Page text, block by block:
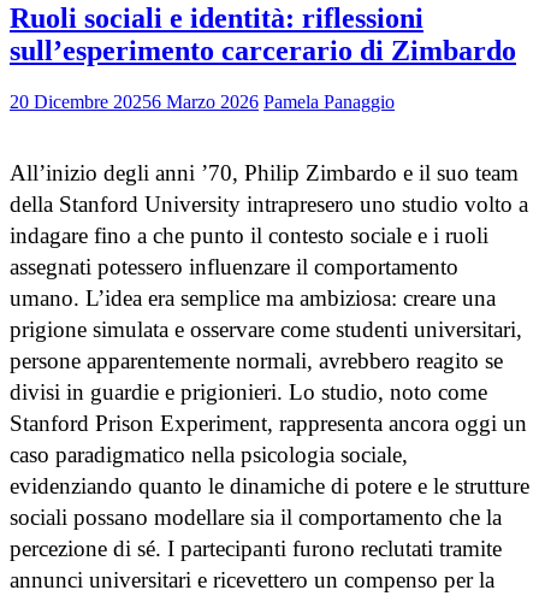
Ruoli sociali e identità: riflessioni
sull’esperimento carcerario di Zimbardo
20 Dicembre 20256 Marzo 2026 Pamela Panaggio
All’inizio degli anni ’70, Philip Zimbardo e il suo team
della Stanford University intrapresero uno studio volto a
indagare fino a che punto il contesto sociale e i ruoli
assegnati potessero influenzare il comportamento
umano. L’idea era semplice ma ambiziosa: creare una
prigione simulata e osservare come studenti universitari,
persone apparentemente normali, avrebbero reagito se
divisi in guardie e prigionieri. Lo studio, noto come
Stanford Prison Experiment, rappresenta ancora oggi un
caso paradigmatico nella psicologia sociale,
evidenziando quanto le dinamiche di potere e le strutture
sociali possano modellare sia il comportamento che la
percezione di sé. I partecipanti furono reclutati tramite
annunci universitari e ricevettero un compenso per la